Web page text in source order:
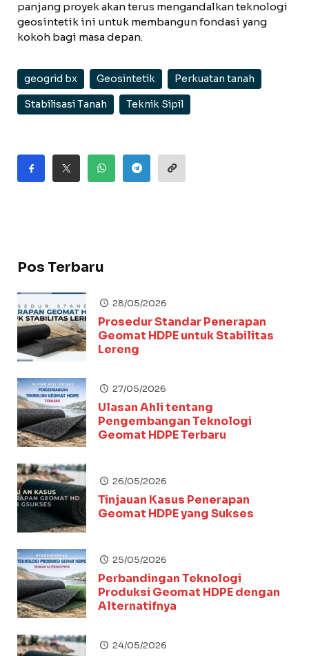
panjang proyek akan terus mengandalkan teknologi
geosintetik ini untuk membangun fondasi yang
kokoh bagi masa depan.
geogrid bx Geosintetik Perkuatan tanah
Stabilisasi Tanah Teknik Sipil
Pos Terbaru
28/05/2026
Prosedur Standar Penerapan
Geomat HDPE untuk Stabilitas
Lereng
27/05/2026
Ulasan Ahli tentang
Pengembangan Teknologi
Geomat HDPE Terbaru
26/05/2026
Tinjauan Kasus Penerapan
Geomat HDPE yang Sukses
25/05/2026
Perbandingan Teknologi
Produksi Geomat HDPE dengan
Alternatifnya
24/05/2026